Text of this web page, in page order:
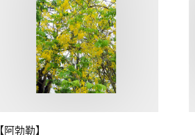
【阿勃勒】